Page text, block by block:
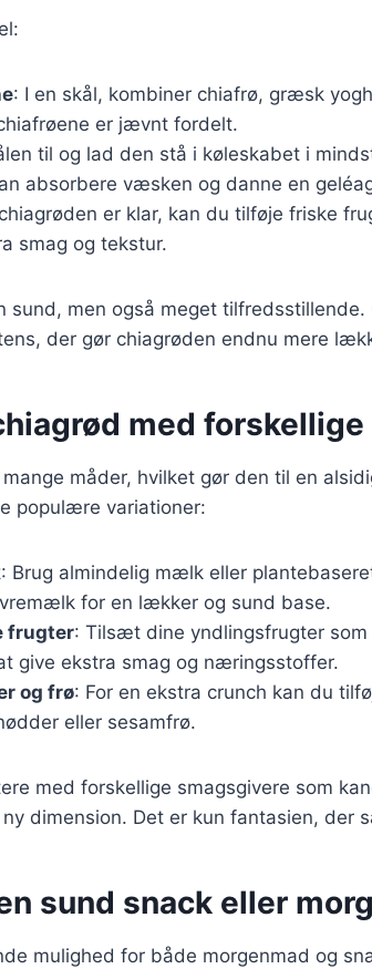
: I en skål, kombiner chiafrø, græsk
er jævnt fordelt.
til og lad den stå i køleskabet i
absorbere væsken og danne en
er klar, kan du tilføje friske
smag og tekstur.
sund, men også meget
der gør chiagrøden endnu mere
med
måder, hvilket gør den til en
populære variationer:
: Brug almindelig mælk eller
for en lækker og sund base.
frugter: Tilsæt dine yndlingsfrugter
give ekstra smag og næringsstoffer.
og frø: For en ekstra crunch kan du
eller sesamfrø.
med forskellige smagsgivere som
dimension. Det er kun fantasien, der
sund snack eller
mulighed for både morgenmad og